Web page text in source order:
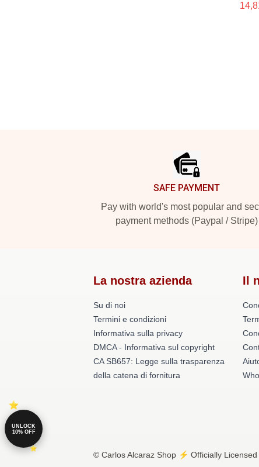
SAFE PAYMENT
Pay with world's most popular and
payment methods (Paypal / Stripe)
La nostra azienda
Su di noi
Termini e condizioni
Informativa sulla privacy
DMCA - Informativa sul copyright
CA SB657: Legge sulla trasparenza
della catena di fornitura
Il
© Carlos Alcaraz Shop ⚡️ Officially
UNLOCK
10% OFF